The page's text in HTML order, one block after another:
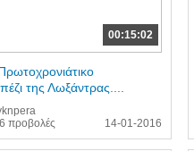
00:15:02
προβολές
της Λωξάντρας....
14-01-2016